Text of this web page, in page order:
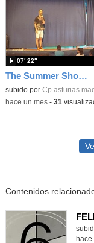
The Summer Show 001
Contenido educativo.
subido por Cp asturias
07′ 22″
-hace un mes- 31
Contenidos
hace